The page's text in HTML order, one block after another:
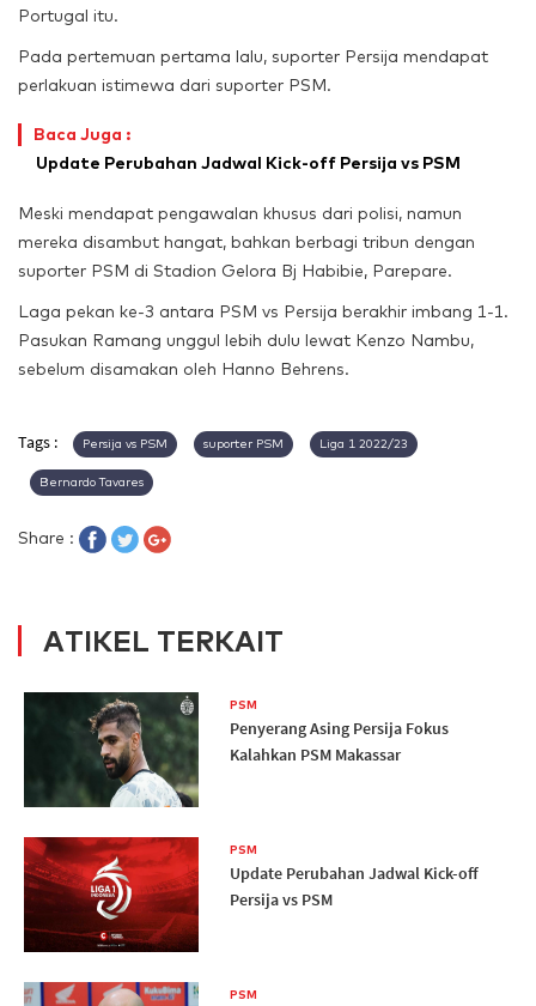
Portugal itu.
Pada pertemuan pertama lalu, suporter Persija mendapat
perlakuan istimewa dari suporter PSM.
Baca Juga :
Update Perubahan Jadwal Kick-off Persija vs PSM
Meski mendapat pengawalan khusus dari polisi, namun
mereka disambut hangat, bahkan berbagi tribun dengan
suporter PSM di Stadion Gelora Bj Habibie, Parepare.
Laga pekan ke-3 antara PSM vs Persija berakhir imbang 1-1.
Pasukan Ramang unggul lebih dulu lewat Kenzo Nambu,
sebelum disamakan oleh Hanno Behrens.
Tags : Persija vs PSM suporter PSM Liga 1 2022/23
Bernardo Tavares
Share :
ATIKEL TERKAIT
PSM
Penyerang Asing Persija Fokus
Kalahkan PSM Makassar
PSM
Update Perubahan Jadwal Kick-off
Persija vs PSM
PSM